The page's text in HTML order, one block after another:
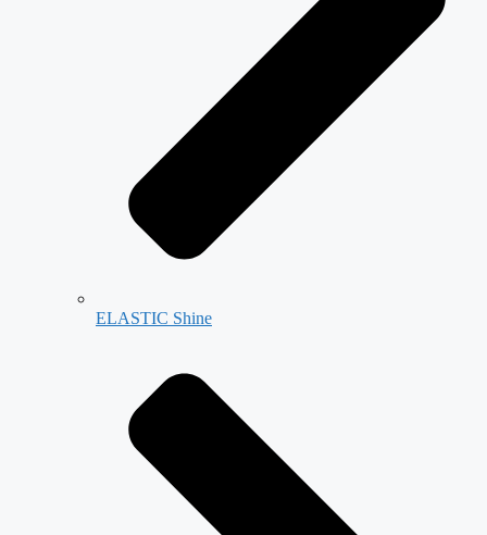
ELASTIC Shine